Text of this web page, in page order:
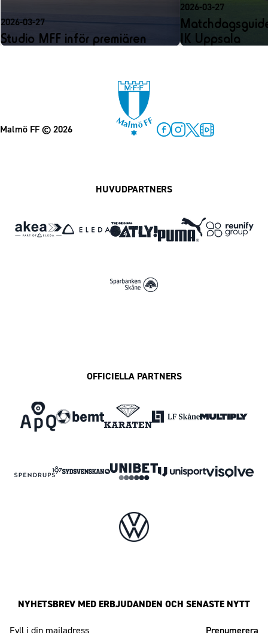
2026-03-27
Studio MFF inför premiären
2026-03-27
IK Uppsala
Malmö FF© 2026
HUVUDPARTNERS
OFFICIELLA PARTNERS
NYHETSBREV MED ERBJUDANDEN OCH SENASTE NYTT